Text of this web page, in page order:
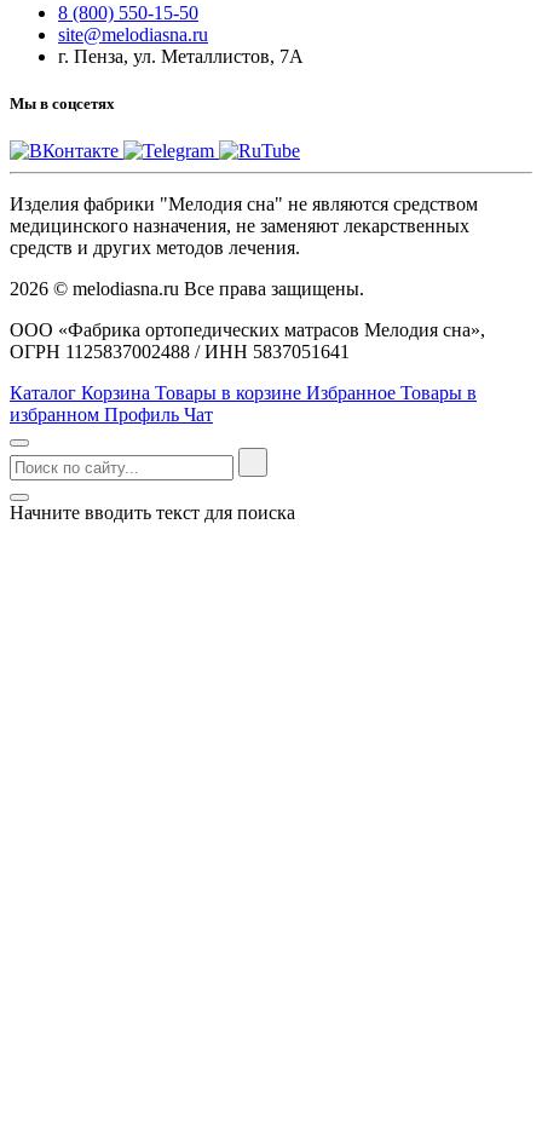
8 (800) 550-15-50
site@melodiasna.ru
г. Пенза, ул. Металлистов, 7А
Мы в соцсетях
Изделия фабрики "Мелодия сна" не являются средством
медицинского назначения, не заменяют лекарственных
средств и других методов лечения.
2026 © melodiasna.ru Все права защищены.
ООО «Фабрика ортопедических матрасов Мелодия сна»,
ОГРН 1125837002488 / ИНН 5837051641
Каталог Корзина Товары в корзине Избранное Товары в
избранном Профиль Чат
Начните вводить текст для поиска